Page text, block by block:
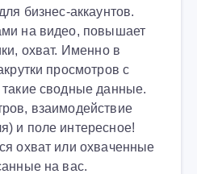
бизнес-аккаунтов.
на видео, повышает
охват. Именно в
просмотров с
сводные данные.
взаимодействие
и поле интересное!
охват или охваченные
на вас.